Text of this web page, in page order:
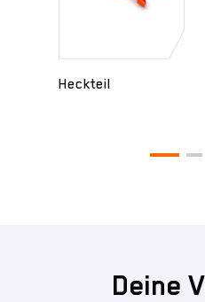
Heckteil
Deine